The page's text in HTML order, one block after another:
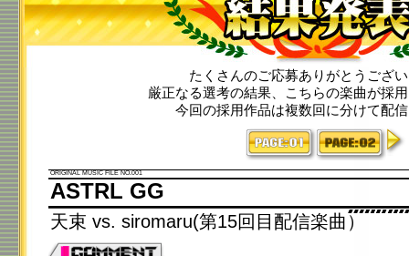
たくさんのご応募ありがとうござ
厳正なる選考の結果、こちらの楽曲が採
今回の採用作品は複数回に分けて配
1 2
ORIGINAL MUSIC FILE NO.001
ASTRL GG
天束 vs. siromaru(第15回目配信楽曲）